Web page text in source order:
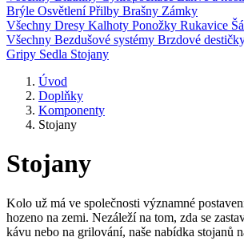
Brýle OsvětleníPřilby Brašny Zámky
Všechny Dresy Kalhoty Ponožky Rukavice
Všechny Bezdušové systémy Brzdové
Gripy Sedla Stojany
Úvod
Doplňky
Komponenty
Stojany
Stojany
Kolo už má ve společnosti významné
hozeno na zemi. Nezáleží na tom, zda se
kávu nebo na grilování, naše nabídka stojanů